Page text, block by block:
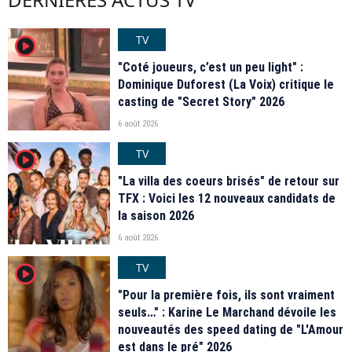
player2
TV
"Coté joueurs, c’est un peu light" :
Dominique Duforest (La Voix) critique le
casting de "Secret Story" 2026
6 août 2026
player2
TV
"La villa des coeurs brisés" de retour sur
TFX : Voici les 12 nouveaux candidats de
la saison 2026
6 août 2026
player2
TV
"Pour la première fois, ils sont vraiment
seuls…" : Karine Le Marchand dévoile les
nouveautés des speed dating de "L'Amour
est dans le pré" 2026